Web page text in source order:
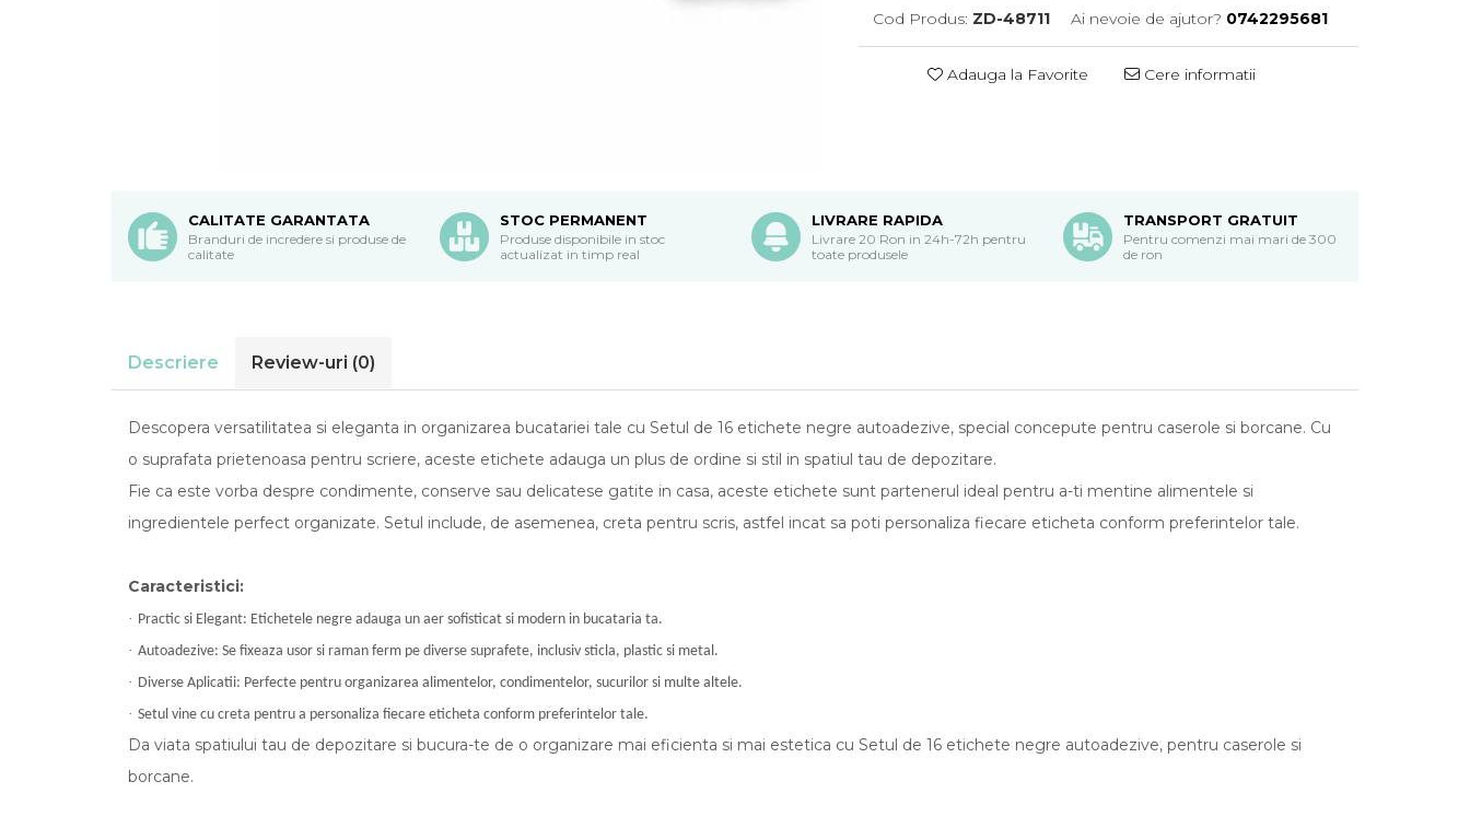
Cod Produs: ZD-48711 Ai nevoie de ajutor? 0742295681
Adauga la Favorite Cere informatii
CALITATE GARANTATA
Branduri de incredere si produse de
calitate
STOC PERMANENT
Produse disponibile in stoc
actualizat in timp real
LIVRARE RAPIDA
Livrare 20 Ron in 24h-72h pentru
toate produsele
TRANSPORT GRATUIT
Pentru comenzi mai mari de 300
de ron
Descriere Review-uri (0)
Descopera versatilitatea si eleganta in organizarea bucatariei tale cu Setul de 16 etichete negre autoadezive, special concepute pentru caserole si borcane. Cu
o suprafata prietenoasa pentru scriere, aceste etichete adauga un plus de ordine si stil in spatiul tau de depozitare.
Fie ca este vorba despre condimente, conserve sau delicatese gatite in casa, aceste etichete sunt partenerul ideal pentru a-ti mentine alimentele si
ingredientele perfect organizate. Setul include, de asemenea, creta pentru scris, astfel incat sa poti personaliza fiecare eticheta conform preferintelor tale.
Caracteristici:
· Practic si Elegant: Etichetele negre adauga un aer sofisticat si modern in bucataria ta.
· Autoadezive: Se fixeaza usor si raman ferm pe diverse suprafete, inclusiv sticla, plastic si metal.
· Diverse Aplicatii: Perfecte pentru organizarea alimentelor, condimentelor, sucurilor si multe altele.
· Setul vine cu creta pentru a personaliza fiecare eticheta conform preferintelor tale.
Da viata spatiului tau de depozitare si bucura-te de o organizare mai eficienta si mai estetica cu Setul de 16 etichete negre autoadezive, pentru caserole si
borcane.